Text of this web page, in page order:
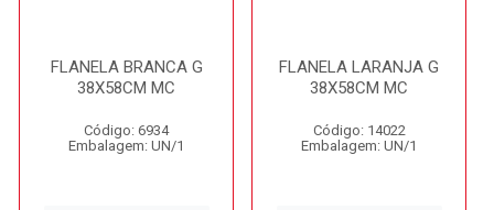
FLANELA BRANCA G
38X58CM MC
Código: 6934
Embalagem: UN/1
FLANELA LARANJA G
38X58CM MC
Código: 14022
Embalagem: UN/1